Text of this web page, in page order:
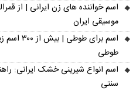
اسم خواننده های زن ایرانی | از
موسیقی ایران
اسم
طوطی
اسم انواع شیرینی خشک ایرانی:
سنتی